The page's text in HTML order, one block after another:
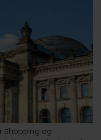
Shopping og